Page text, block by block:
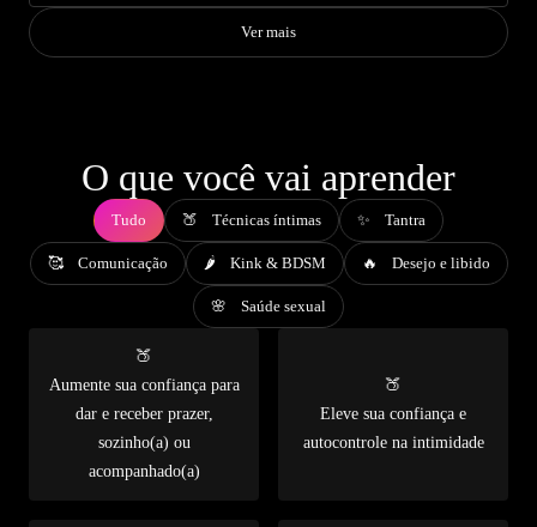
Ver mais
O que você vai aprender
Tudo 🍑 Técnicas íntimas ✨ Tantra
🥰 Comunicação 🌶️ Kink & BDSM 🔥 Desejo e libido
🌸 Saúde sexual
🍑
Aumente sua confiança para
dar e receber prazer,
sozinho(a) ou
acompanhado(a)
🍑
Eleve sua confiança e
autocontrole na intimidade